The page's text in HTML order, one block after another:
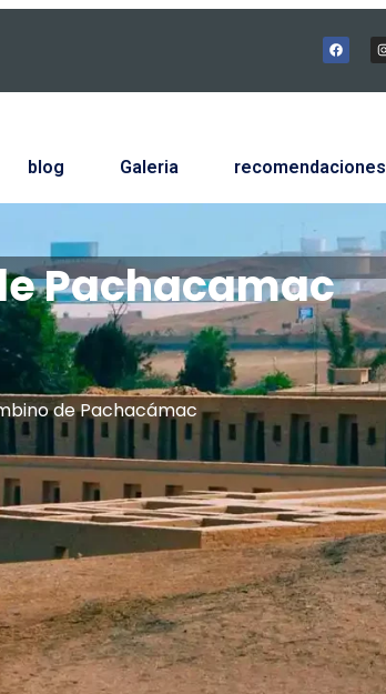
blog Galeria recomendaciones
Pachacamac
de Pachacámac